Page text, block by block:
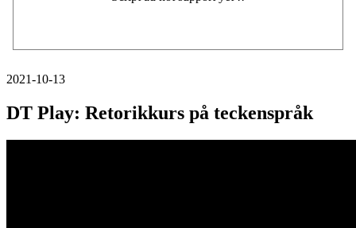
2021-10-13
DT Play: Retorikkurs på teckenspråk